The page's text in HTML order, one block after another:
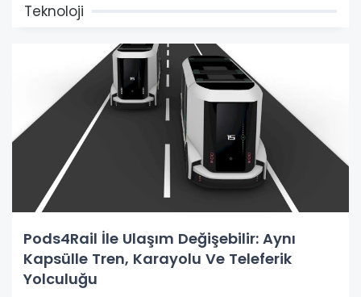
Teknoloji
Pods4Rail İle Ulaşım Değişebilir: Aynı
Kapsülle Tren, Karayolu Ve Teleferik
Yolculuğu